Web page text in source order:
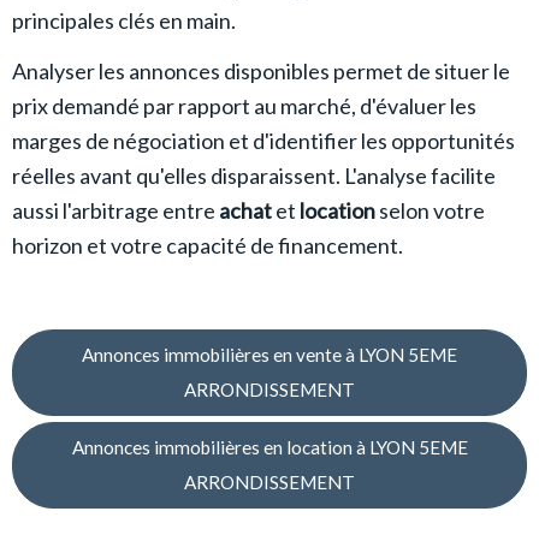
principales clés en main.
Analyser les annonces disponibles permet de situer le
prix demandé par rapport au marché, d'évaluer les
marges de négociation et d'identifier les opportunités
réelles avant qu'elles disparaissent. L'analyse facilite
aussi l'arbitrage entre achatet locationselon votre
horizon et votre capacité de financement.
Annonces immobilières en vente à LYON 5EME
ARRONDISSEMENT
Annonces immobilières en location à LYON 5EME
ARRONDISSEMENT